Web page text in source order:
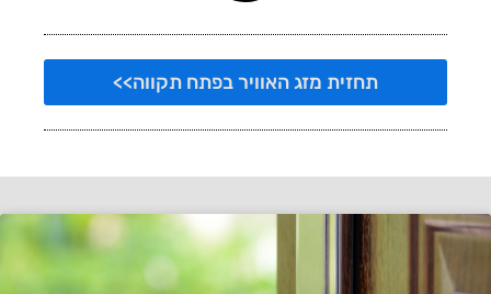
תחזית מזג האוויר בפתח תקווה>>